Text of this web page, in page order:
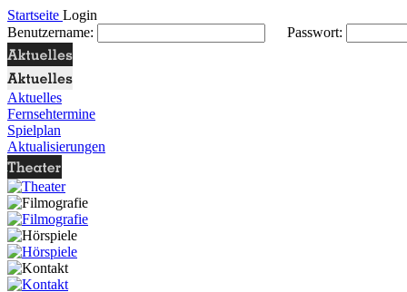
Startseite Login
Benutzername:
Passwort:
Aktuelles
Fernsehtermine
Spielplan
Aktualisierungen